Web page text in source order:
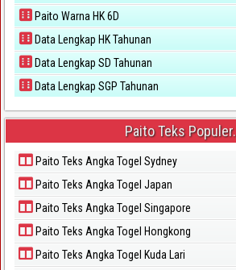
Paito Warna HK 6D
Data Lengkap HK Tahunan
Data Lengkap SD Tahunan
Data Lengkap SGP Tahunan
Paito Teks Populer.
Paito Teks Angka Togel Sydney
Paito Teks Angka Togel Japan
Paito Teks Angka Togel Singapore
Paito Teks Angka Togel Hongkong
Paito Teks Angka Togel Kuda Lari